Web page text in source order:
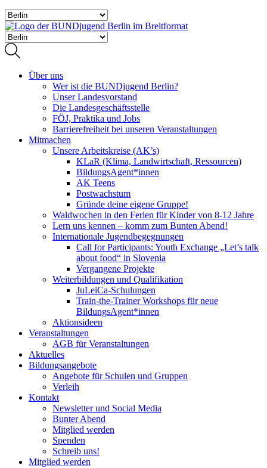
Über uns
Wer ist die BUNDjugend Berlin?
Unser Landesvorstand
Die Landesgeschäftsstelle
FÖJ, Praktika und Jobs
Barrierefreiheit bei unseren Veranstaltungen
Mitmachen
Unsere Arbeitskreise (AK’s)
KLaR (Klima, Landwirtschaft, Ressourcen)
BildungsAgent*innen
AK Teens
Postwachstum
Gründe deine eigene Gruppe!
Waldwochen in den Ferien für Kinder von 8-12 Jahre
Lern uns kennen – komm zum Bunten Abend!
Internationale Jugendbegegnungen
Call for Participants: Youth Exchange „Let’s talk
about food“ in Slovenia
Vergangene Projekte
Weiterbildungen und Qualifikation
JuLeiCa-Schulungen
Train-the-Trainer Workshops für neue
BildungsAgent*innen
Aktionsideen
Veranstaltungen
AGB für Veranstaltungen
Aktuelles
Bildungsangebote
Angebote für Schulen und Gruppen
Verleih
Kontakt
Newsletter und Social Media
Bunter Abend
Mitglied werden
Spenden
Schreib uns!
Mitglied werden